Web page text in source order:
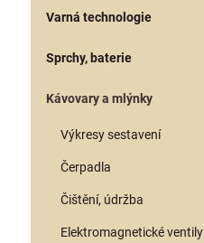
Varná technologie
Sprchy, baterie
Kávovary a mlýnky
Výkresy sestavení
Čerpadla
Čištění, údržba
Elektromagnetické ventily